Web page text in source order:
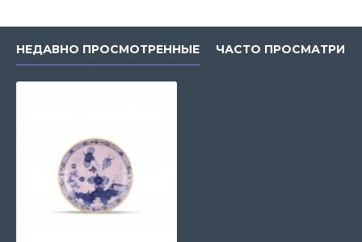
НЕДАВНО ПРОСМОТРЕННЫЕ ЧАСТО